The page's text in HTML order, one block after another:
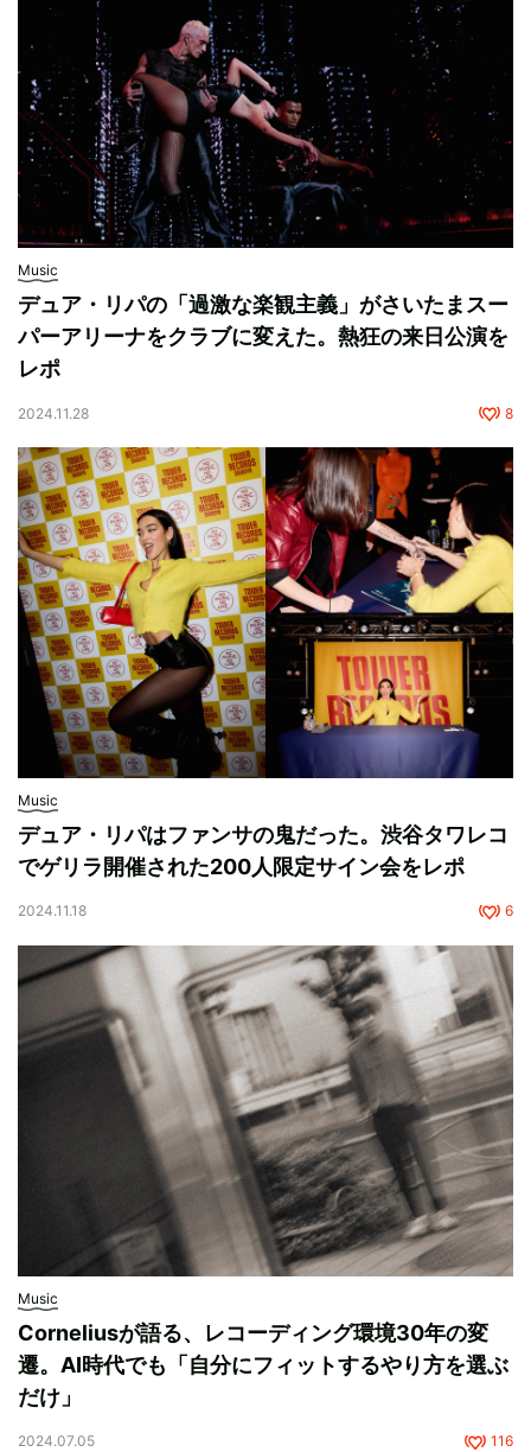
Music
デュア・リパの「過激な楽観主義」がさいたまスー
パーアリーナをクラブに変えた。熱狂の来日公演を
レポ
2024.11.28 8
Music
デュア・リパはファンサの鬼だった。渋谷タワレコ
でゲリラ開催された200人限定サイン会をレポ
2024.11.18 6
Music
Corneliusが語る、レコーディング環境30年の変
遷。AI時代でも「自分にフィットするやり方を選ぶ
だけ」
2024.07.05 116